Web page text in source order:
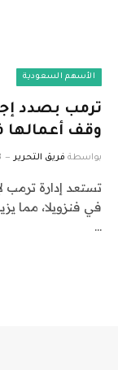
الأسهم السعودية
ترمب بصدد
وقف أعمالها
بواسطة فريق التحرير 8
تستعد إدارة ترمب
في فنزويلا، مما
…